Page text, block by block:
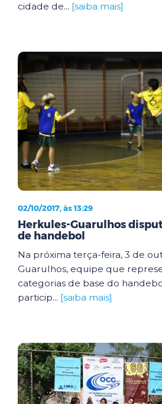
cidade de... [saiba mais]
02/10/2017, às 13:29
Herkules-Guarulhos
de handebol
Na próxima terça-feira, 3 de
Guarulhos, equipe que
categorias de base do
particip... [saiba mais]